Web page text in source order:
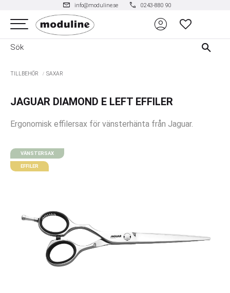
Meny
mail info@moduline.se phone 0243-880 90
account_circle FAVORITER
TILLBEHÖR SAXAR
JAGUAR DIAMOND E LEFT EFFILER
Ergonomisk effilersax för vänsterhänta från Jaguar.
VÄNSTERSAX
EFFILER